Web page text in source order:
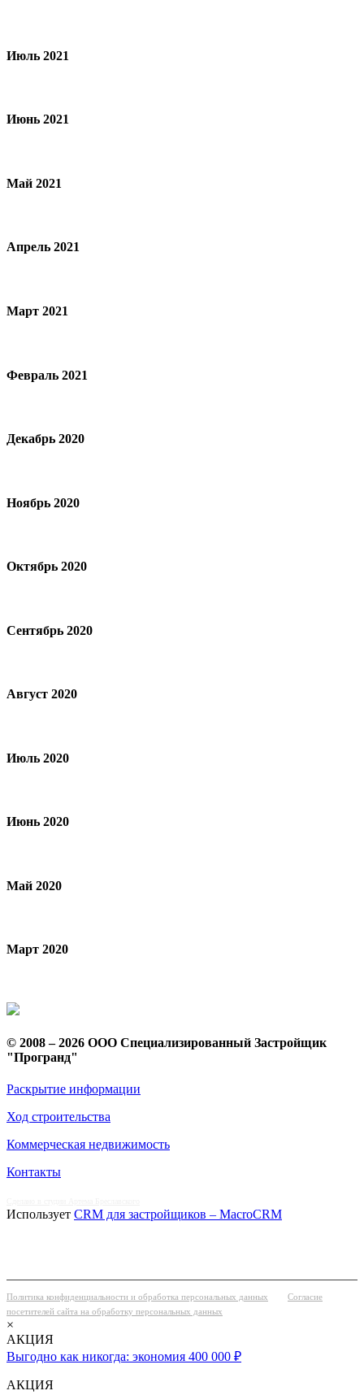
Июль 2021
Июнь 2021
Май 2021
Апрель 2021
Март 2021
Февраль 2021
Декабрь 2020
Ноябрь 2020
Октябрь 2020
Сентябрь 2020
Август 2020
Июль 2020
Июнь 2020
Май 2020
Март 2020
© 2008 – 2026 ООО Специализированный Застройщик
"Програнд"
Раскрытие информации
Ход строительства
Коммерческая недвижимость
Контакты
Использует CRM для застройщиков – MacroCRM
Политика конфиденциальности и обработка персональных данных
Согласие
посетителей сайта на обработку персональных данных
×
АКЦИЯ
Выгодно как никогда: экономия 400 000 ₽
АКЦИЯ